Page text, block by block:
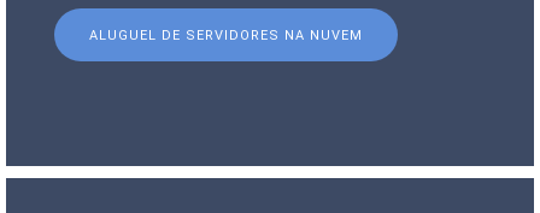
ALUGUEL DE SERVIDORES NA NUVEM